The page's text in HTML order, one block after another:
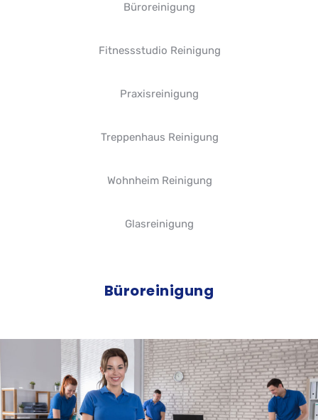
Büroreinigung
Fitnessstudio Reinigung
Praxisreinigung
Wohnheim Reinigung
Treppenhaus Reinigung
Glasreinigung
Büroreinigung